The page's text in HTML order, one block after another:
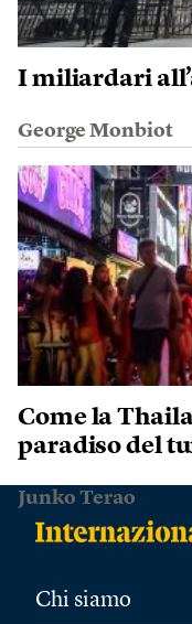
I miliardari
George Monbiot
Come la
paradiso del
Junko Terao
Chi siamo